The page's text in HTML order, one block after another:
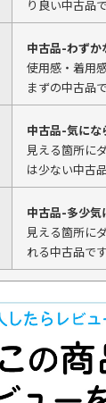
り良い中古品で
中古品-わずか
使用感・着用
まずの中古品で
中古品-気にな
見える箇所に
は少ない中古品
中古品-多少気
見える箇所に
れる中古品です